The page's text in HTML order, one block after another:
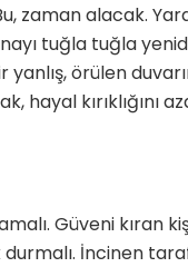
zaman alacak.
tuğla tuğla
örülen
kırıklığını
Güveni kıran
İncinen
Yetenekli Kadınlar
Akbuğa,
Yetenekli Kadınlar